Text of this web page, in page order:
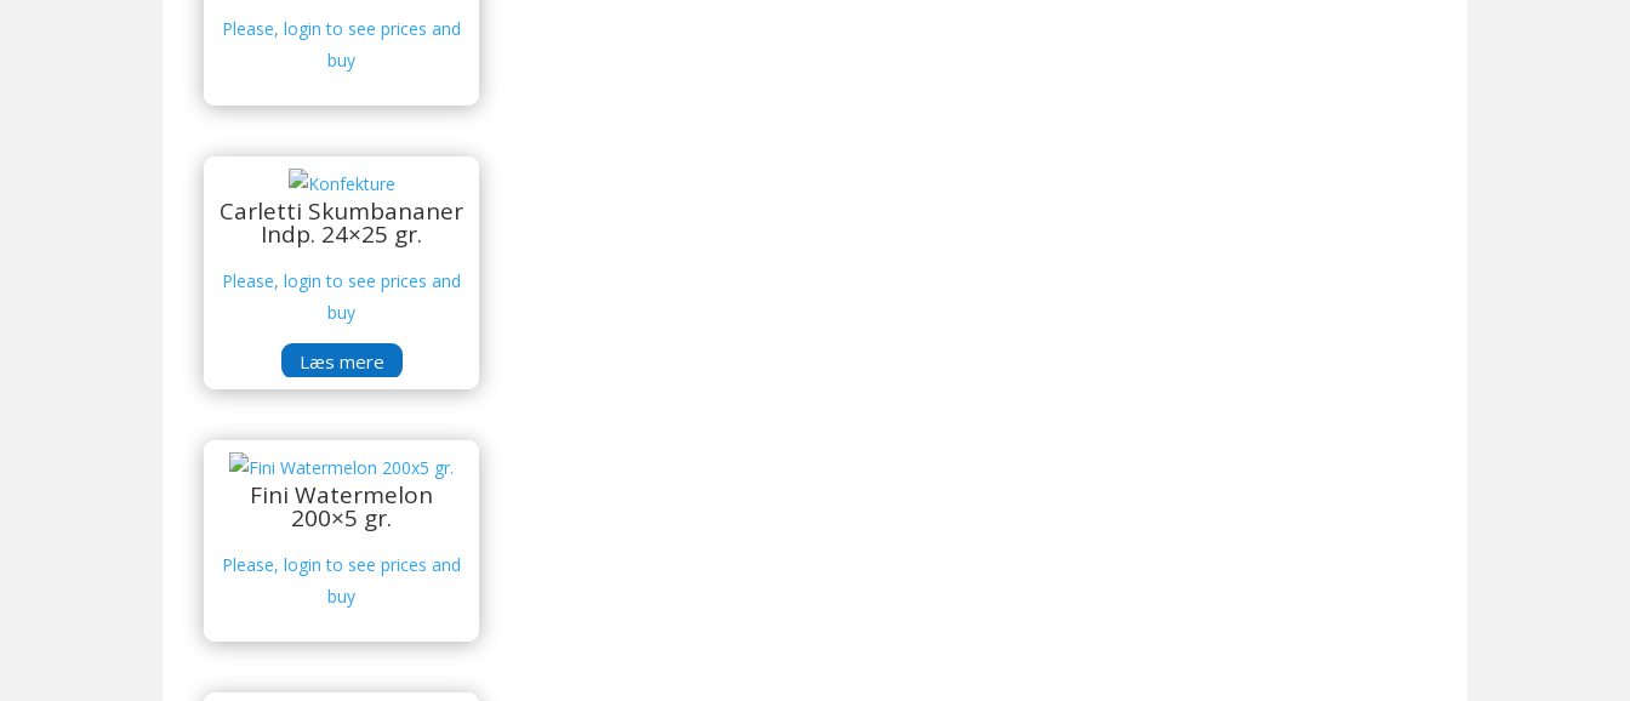
Please, login to see prices and
buy
Carletti Skumbananer
Indp. 24×25 gr.
Please, login to see prices and
buy
Læs mere
Fini Watermelon
200×5 gr.
Please, login to see prices and
buy